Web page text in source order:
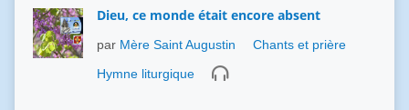
Dieu, ce monde était encore absent
par Mère Saint Augustin
Chants et prière
Hymne liturgique